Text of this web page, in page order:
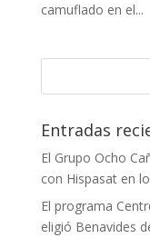
camuflado en el...
Entradas
El Grupo Ocho
con Hispasat en
El programa
eligió Benavides